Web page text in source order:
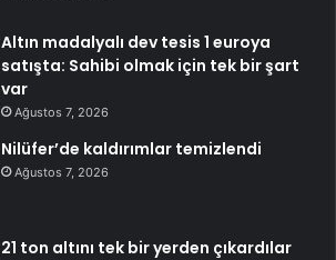
Altın madalyalı dev tesis 1 euroya
satışta: Sahibi olmak için tek bir şart
var
Ağustos 7, 2026
Nilüfer’de kaldırımlar temizlendi
Ağustos 7, 2026
21 ton altını tek bir yerden çıkardılar